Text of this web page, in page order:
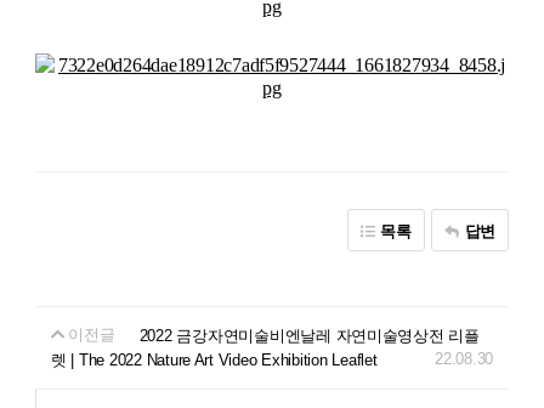
목록 답변
이전글
2022 금강자연미술비엔날레 자연미술영상전 리플
렛 | The 2022 Nature Art Video Exhibition Leaflet
22.08.30